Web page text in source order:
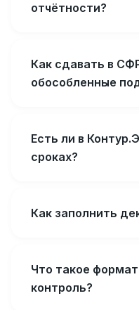
отчётности?
Как сдавать в
обособленные
Есть ли в
сроках?
Как заполнить
Что такое
контроль?